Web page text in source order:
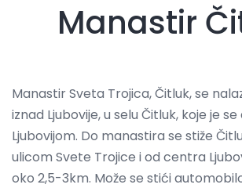
Manastir
Manastir Sveta Trojica, Čitluk, se
iznad Ljubovije, u selu Čitluk, koje je
Ljubovijom. Do manastira se stiže
ulicom Svete Trojice i od centra
oko 2,5-3km. Može se stići